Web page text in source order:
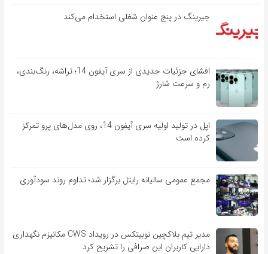
جیرینگ در پنج عنوان شغلی استخدام می‌کند
افشای جزئیات جدیدی از سری آیفون 14؛ تراشه، رنگ‌بندی،
رم و سرعت شارژ
اپل در تولید اولیه سری آیفون 14، روی مدل‌های پرو تمرکز
کرده است
مجمع عمومی سالیانه رایتل برگزار شد؛ تداوم روند سودآوری
مدیر تیم بلاکچین نوبیتکس در رویداد CWS مکانیزم نگهداری
دارایی کاربران این صرافی را تشریح کرد